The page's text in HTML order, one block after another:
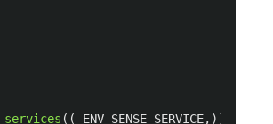
(( _ENV_SENSE_SERVICE,))